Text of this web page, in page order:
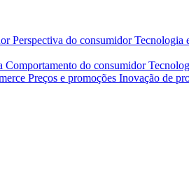
Perspectiva do consumidor Tecnologia
Comportamento do consumidor
Preços e promoções Inovação de